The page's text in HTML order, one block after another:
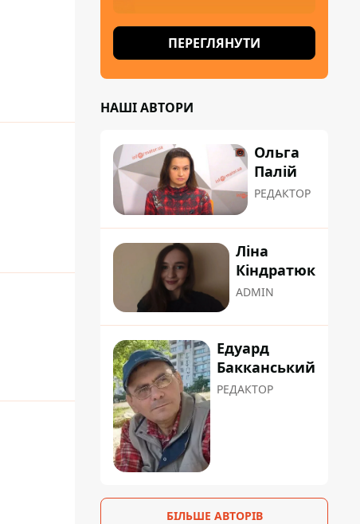
ПЕРЕГЛЯНУТИ
НАШІ АВТОРИ
Ольга
Палій
РЕДАКТОР
Ліна
Кіндратюк
ADMIN
Едуард
Бакканський
РЕДАКТОР
БІЛЬШЕ АВТОРІВ